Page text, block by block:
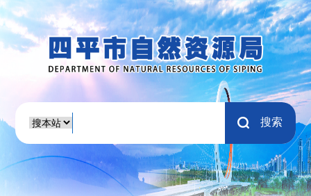
搜索